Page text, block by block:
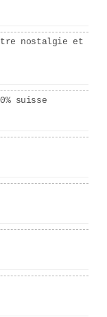
nostalgie et
suisse